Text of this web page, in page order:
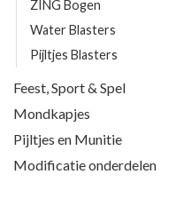
ZING Bogen
Water Blasters
Pijltjes Blasters
Feest, Sport & Spel
Mondkapjes
Pijltjes en Munitie
Modificatie onderdelen